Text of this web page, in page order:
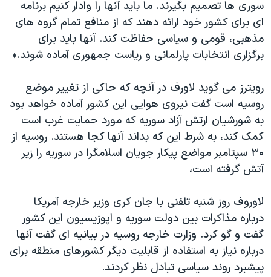
همایش محافظه‌کاران آمریکا «سی‌پک»
صفحه‌های ویژه
سفر پرزیدنت ترامپ به چین
سوری ها تصمیم بگیرند. ما باید آنها را وادار کنیم برنامه
ای برای کشور خود ارائه دهند که از منافع تمام گروه های
مذهبی، قومی و سیاسی حفاظت کند. آنها باید برای
برگزاری انتخابات پارلمانی و ریاست جمهوری آماده شوند.»
رویترز می گوید لاورف در آنچه که حاکی از تغییر موضع
روسیه است گفت نیروی هوایی این کشور آماده خواهد بود
به شورشیان ارتش آزاد سوریه که مورد حمایت غرب است
کمک کند، به شرط این که بداند آنها کجا هستند. روسیه از
۳۰ سپتامبر مواضع پیکار جویان اسلامگرا در سوریه را زیر
آتش گرفته است،
لاوروف روز شنبه تلفنی با جان کری وزیر خارجه آمریکا
درباره مذاکرات بین دولت سوریه و اپوزیسیون این کشور
گفت و گو کرد. وزارت خارجه روسیه در بیانیه ای گفت آنها
درباره نیاز به استفاده از قابلیت دیگر کشورهای منطقه برای
پیشبرد روند سیاسی تبادل نظر کردند.